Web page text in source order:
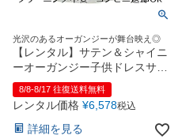
光沢のあるオーガンジーが舞台映え◎
【レンタル】サテン＆シャイニ
ーオーガンジー子供ドレスサニ
ー(KD149)セージ
8/8-8/17 往復送料無料
レンタル価格 ¥6,578税込
詳細を見る